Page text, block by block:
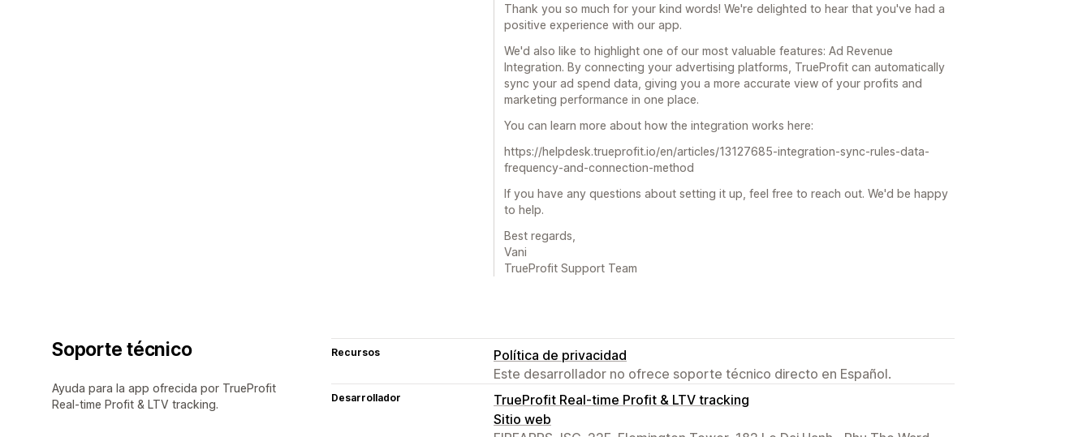
Thank you so much for your kind words! We're delighted to hear that you've had a
positive experience with our app.
We'd also like to highlight one of our most valuable features: Ad Revenue
Integration. By connecting your advertising platforms, TrueProfit can automatically
sync your ad spend data, giving you a more accurate view of your profits and
marketing performance in one place.
You can learn more about how the integration works here:
https://helpdesk.trueprofit.io/en/articles/13127685-integration-sync-rules-data-
frequency-and-connection-method
If you have any questions about setting it up, feel free to reach out. We'd be happy
to help.
Best regards,
Vani
TrueProfit Support Team
Soporte técnico
Ayuda para la app ofrecida por TrueProfit
Real-time Profit & LTV tracking.
Recursos
Política de privacidad
Este desarrollador no ofrece soporte técnico directo en Español.
Desarrollador
TrueProfit Real-time Profit & LTV tracking
Sitio web